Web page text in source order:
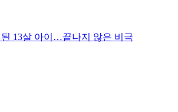
13살 아이…끝나지 않은 비극